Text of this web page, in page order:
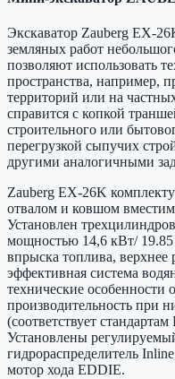
Экскаватор Zauberg EX-
земляных работ
позволяют использовать
пространства, например,
территорий или на
справится с копкой
строительного или
перегрузкой сыпучих
другими аналогичными
Zauberg EX-26K
отвалом и ковшом
Установлен
мощностью 14,6 кВт/
впрыска топлива, верхнее
эффективная система
технические
производительность при
(соответствует
Установлены
гидрораспределитель
мотор хода EDDIE.